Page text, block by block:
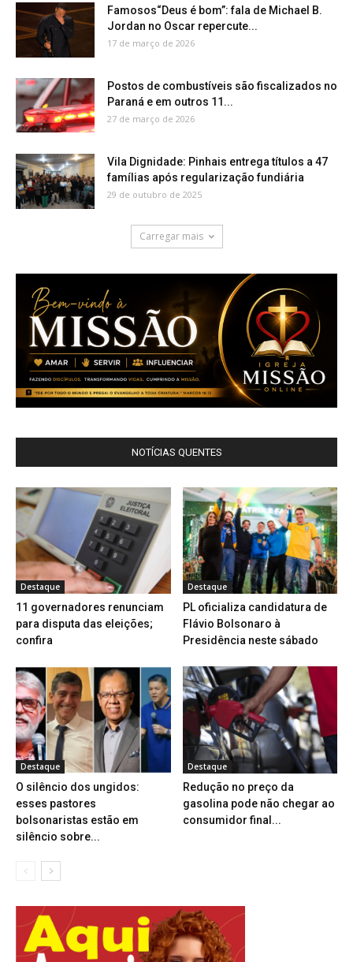
Famosos“Deus é bom”: fala de Michael B.
Jordan no Oscar repercute...
17 de março de 2026
Postos de combustíveis são fiscalizados no
Paraná e em outros 11...
27 de março de 2026
Vila Dignidade: Pinhais entrega títulos a 47
famílias após regularização fundiária
29 de outubro de 2025
Carregar mais
NOTÍCIAS QUENTES
Destaque
11 governadores renunciam
para disputa das eleições;
confira
Destaque
PL oficializa candidatura de
Flávio Bolsonaro à
Presidência neste sábado
Destaque
O silêncio dos ungidos:
esses pastores
bolsonaristas estão em
silêncio sobre...
Destaque
Redução no preço da
gasolina pode não chegar ao
consumidor final...